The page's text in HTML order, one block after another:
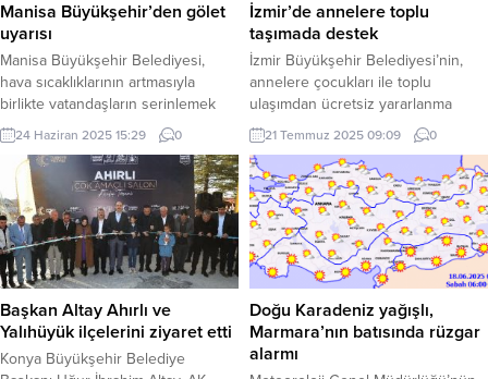
Manisa Büyükşehir’den gölet
uyarısı
Manisa Büyükşehir Belediyesi,
hava sıcaklıklarının artmasıyla
birlikte vatandaşların serinlemek
amacıyla tarımsal sulama ve hayvan
içme suyu (HİS) göletlerine
girmesinin hayati risk taşıdığı
konusunda uyarıda bulundu.
MANİSA (İGFA) – Manisa
Büyükşehir Belediyesi, göletlerin
yüzmeye uygun yapılar olmadığına
dikkat çekerek, bu alanlardan uzak
durulması gerektiğini vurguladı.
Yapılan açıklamada, “Kazı tipi ve
toprak...
24 Haziran 2025 15:29 0
İzmir’de annelere toplu
taşımada destek
İzmir Büyükşehir Belediyesi’nin,
annelere çocukları ile toplu
ulaşımdan ücretsiz yararlanma
imkanı tanıdığı Anne Kart
uygulaması sürüyor. İZMİR (İGFA) –
İzmir Büyükşehir Belediye Başkanı
Dr. Cemil Tugay’ın öncülük ettiği
projeyle, kadın ve çocukların sosyal
hayata katılmalarına olanak
tanınıyor. İzmir Büyükşehir
Belediye Başkanı Dr. Cemil
Tugay’ın seçim vaatlerinden Anne
Kart Projesi ekonomik...
21 Temmuz 2025 09:09 0
Başkan Altay Ahırlı ve
Yalıhüyük ilçelerini ziyaret etti
Konya Büyükşehir Belediye
Doğu Karadeniz yağışlı,
Marmara’nın batısında rüzgar
alarmı